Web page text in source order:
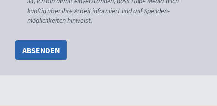
künftig über ihre Arbeit informiert und auf Spenden-
möglichkeiten hinweist.
ABSENDEN